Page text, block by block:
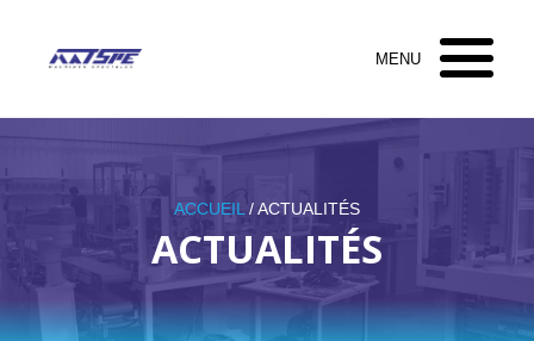
ACCUEIL / ACTUALITÉS
ACTUALITÉS